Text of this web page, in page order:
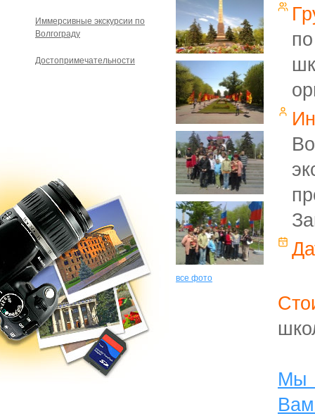
все фото
Мы
Иммерсивные экскурсии по
Волгограду
Достопримечательности